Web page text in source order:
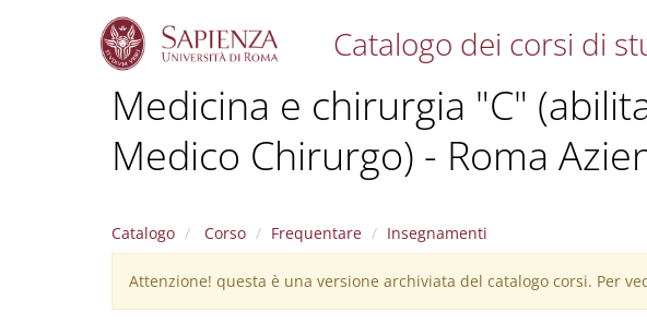
Catalogo dei corsi di
Medicina e chirurgia "C"
Medico Chirurgo) - Roma
Catalogo Corso Frequentare Insegnamenti
Warning
message
Attenzione! questa è una versione archiviata del catalogo corsi. Per